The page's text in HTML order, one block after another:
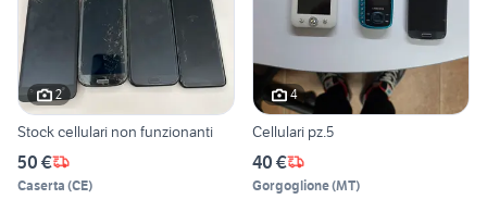
2
Stock cellulari non funzionanti
50 €
Caserta (CE)
4
Cellulari pz.5
40 €
Gorgoglione(MT)